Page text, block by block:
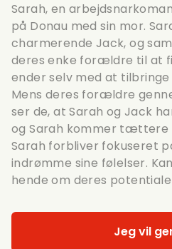
Sarah, en
på Donau med sin mor.
charmerende Jack, og
deres enke forældre til at
ender selv med at
Mens deres forældre
ser de, at Sarah og Jack
og Sarah kommer tættere
Sarah forbliver fokuseret
indrømme sine følelser.
hende om deres
Jeg vil